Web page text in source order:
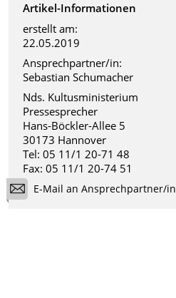
Artikel-Informationen
erstellt am:
22.05.2019
Ansprechpartner/in:
Sebastian Schumacher
Nds. Kultusministerium
Pressesprecher
Hans-Böckler-Allee 5
30173 Hannover
Tel: 05 11/1 20-71 48
Fax: 05 11/1 20-74 51
E-Mail an Ansprechpartner/in